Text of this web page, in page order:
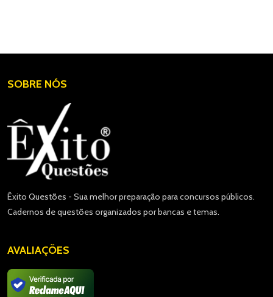
SOBRE NÓS
Êxito Questões - Sua melhor preparação para concursos públicos.
Cadernos de questões organizados por bancas e temas.
AVALIAÇÕES